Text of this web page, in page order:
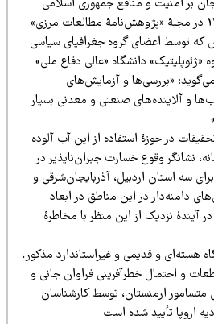
امنیت و منافع جمهوری اسلامی
است که زمستان 1401 در مجلۀ «پژوهش‌نامۀ مطالعات مرزی»
اعضای گروه جغرافیای سیاسی
دانشگاه «عالی دفاع ملی»
«بررسی‌ها و آزمایش‌های
صنعتی و معدنی بسیار
حوزۀ استفاده از این آب آلوده
وقوع خسارت جبران‌ناپذیر در
استان اردبیل، آذربایجان‌شرقی و
در این مناطق در ابعاد
نزدیک از این منظر با مخاطرۀ
و قدیمی و غیراستاندارد مذکور،
خطرآفرینی فراوان جانی و
ارمنستان، توسط کارشناسان
تأیید شده است